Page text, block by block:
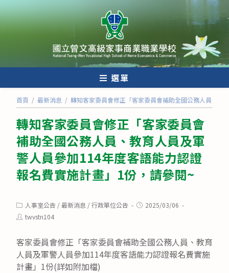
跳
轉
至
內
選單
首頁 / 最新消息 / 轉知客家委員會修正「客家委員會補助全國公務人員、
轉知客家委員會修正「客家委員會
補助全國公務人員、教育人員及軍
警人員參加114年度客語能力認證
報名費實施計畫」1份，請參閱~
Post
category:
人事室公告 /最新消息 /行政單位公告
Post2025/03/06
Posttwvstn104
客家委員會修正「客家委員會補助全國公務人員、教育
人員及軍警人員參加114年度客語能力認證報名費實施
計畫」1份(詳如附加檔)